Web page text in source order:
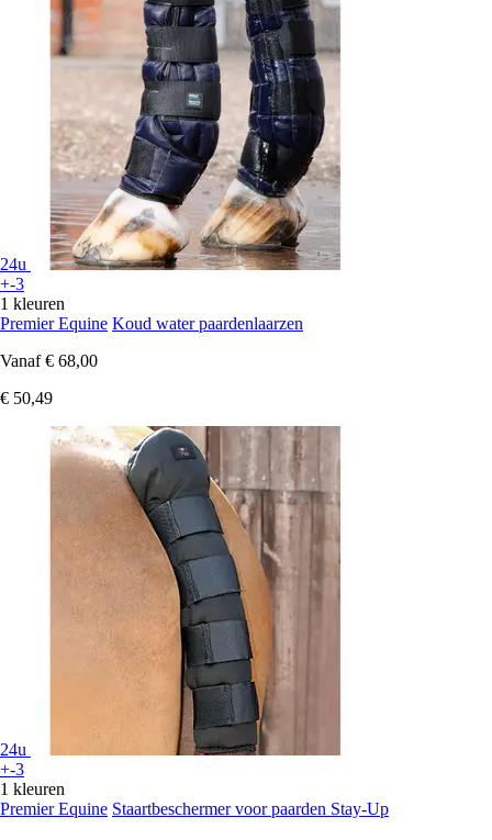
24u
+-3
1 kleuren
Premier Equine Koud water paardenlaarzen
Vanaf € 68,00
€ 50,49
24u
+-3
1 kleuren
Premier Equine Staartbeschermer voor paarden Stay-Up